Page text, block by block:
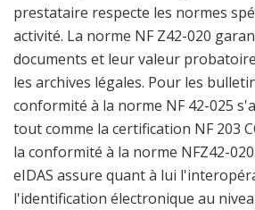
prestataire respecte les normes
activité. La norme NF Z42-020
documents et leur valeur
les archives légales. Pour les
conformité à la norme NF 42-025
tout comme la certification NF 203
la conformité à la norme NFZ42-
eIDAS assure quant à lui
l'identification électronique au